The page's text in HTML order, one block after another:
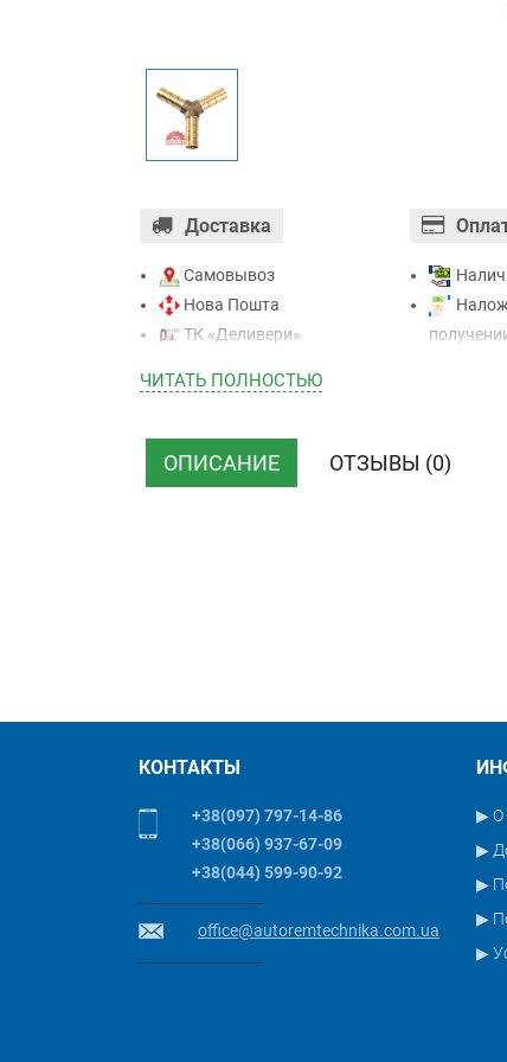
Доставка
Самовывоз
Нова Пошта
ТК «Деливери»
ТК “Justin”
ТК ”УкрПочта”
ЧИТАТЬ ПОЛНОСТЬЮ
ОПИСАНИЕ ОТЗЫВЫ (0)
КОНТАКТЫ
+38(097) 797-14-86
+38(066) 937-67-09
+38(044) 599-90-92
office@autoremtechnika.com.ua
▶ О
▶
▶
▶
▶